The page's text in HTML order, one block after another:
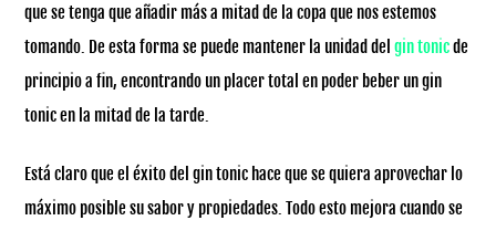
que se tenga que añadir más a mitad de la copa que nos estemos
tomando. De esta forma se puede mantener la unidad del gin tonicde
principio a fin, encontrando un placer total en poder beber un gin
tonic en la mitad de la tarde.
Está claro que el éxito del gin tonic hace que se quiera aprovechar lo
máximo posible su sabor y propiedades. Todo esto mejora cuando se